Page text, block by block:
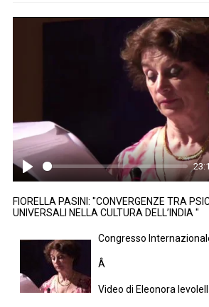
Play
FIORELLA PASINI: "CONVERGENZE TRA
UNIVERSALI NELLA CULTURA DELL’INDIA "
Congresso
Â
Video di Eleonora